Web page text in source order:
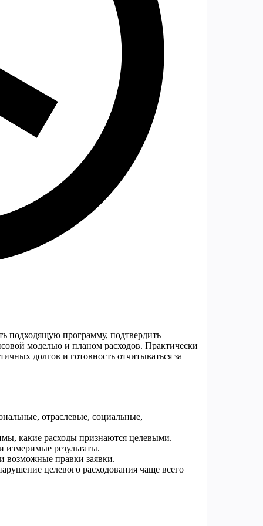
подходящую программу, подтвердить
моделью и планом расходов. Практически
долгов и готовность отчитываться за
отраслевые, социальные,
какие расходы признаются целевыми.
измеримые результаты.
возможные правки заявки.
целевого расходования чаще всего